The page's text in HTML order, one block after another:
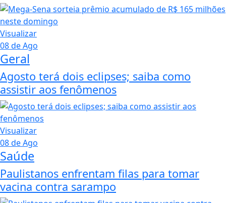
Visualizar
08 de Ago
Geral
Agosto terá dois eclipses; saiba como
assistir aos fenômenos
Visualizar
08 de Ago
Saúde
Paulistanos enfrentam filas para tomar
vacina contra sarampo